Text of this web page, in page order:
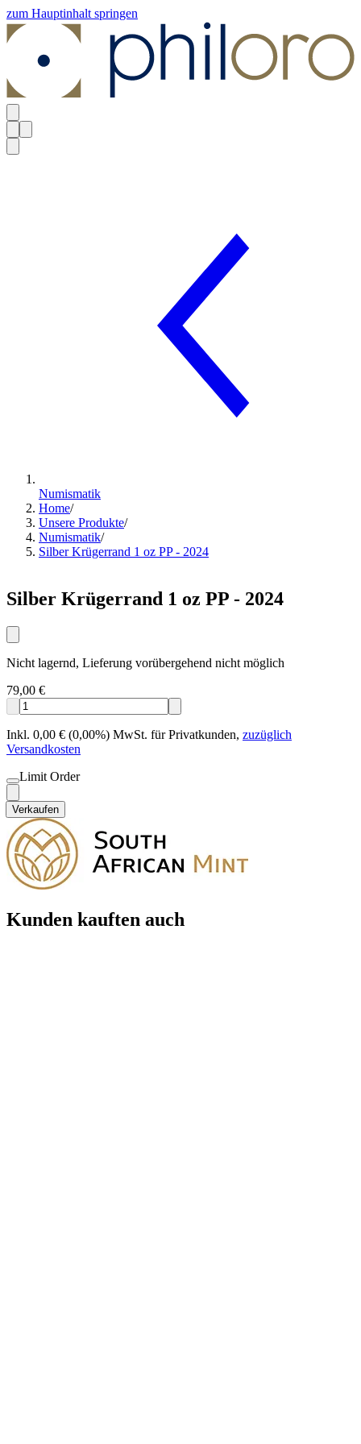
zum Hauptinhalt springen
Numismatik
Home/
Unsere Produkte/
Numismatik/
Silber Krügerrand 1 oz PP - 2024
Silber Krügerrand 1 oz PP - 2024
Nicht lagernd, Lieferung vorübergehend nicht möglich
79,00 €
Inkl. 0,00 € (0,00%) MwSt. für Privatkunden, zuzüglich
Versandkosten
Limit Order
Verkaufen
Kunden kauften auch